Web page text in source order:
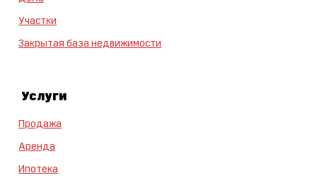
Участки
Закрытая база недвижимости
Услуги
Продажа
Аренда
Ипотека